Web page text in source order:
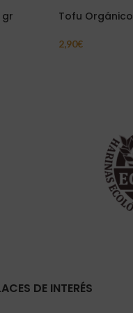
gr Tofu Orgánico
2,90€
DE INTERÉS